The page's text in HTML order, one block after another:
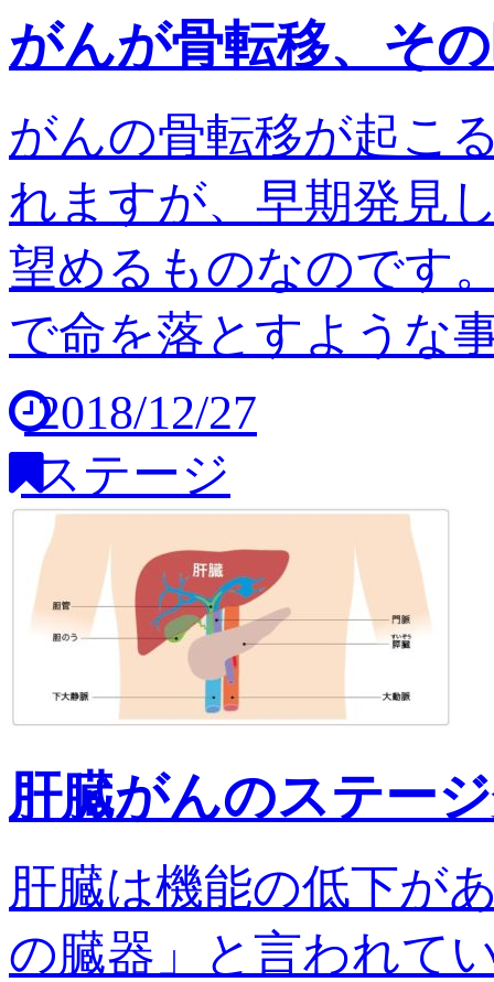
がんが骨転移、そ
がんの骨転移が起こ
れますが、早期発見
望めるものなのです
で命を落とすような
2018/12/27
ステージ
肝臓がんのステー
肝臓は機能の低下が
の臓器」と言われて